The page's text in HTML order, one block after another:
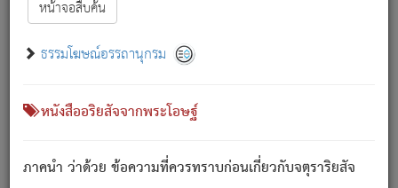
หน้าจอสืบค้น
ธรรมโฆษณ์อรรถานุกรม
หนังสืออริยสัจจากพระโอษฐ์
ภาคนำ ว่าด้วย ข้อความที่ควรทราบก่อนเกี่ยวกับจตุราริยสัจ
สัตว์โลกนี้ เกิดความเดือดร้อนแล้ว มีผัสสะบังหน้า
เขาสำคัญสิ่งใด โดยความเป็นประการใด แต่สิ่งนั้นย่อมเป็น
(ตามที่เป็นจริง) โดยประการอื่นจากที่เขาสำคัญนั้น
สัตว์โลกติดข้องอยู่ในภพ ถูกภพบังหน้าแล้ว มีภพโดยความ
เป็นอย่างอื่น (จากที่มันเป็นอยู่จริง) จึงได้เพลิดเพลินยิ่งนักในภพ